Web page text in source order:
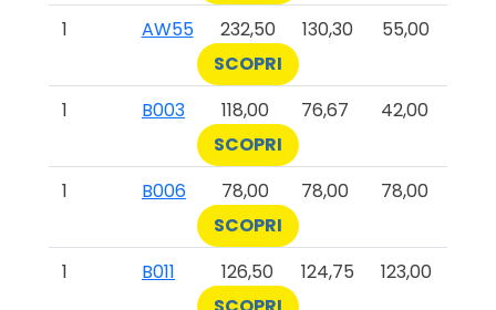
1
AW55 232,50 130,30
55,00
SCOPRI
1
B003 118,00 76,67
42,00
SCOPRI
1
B006 78,00 78,00
78,00
SCOPRI
1
B011 126,50 124,75
123,00